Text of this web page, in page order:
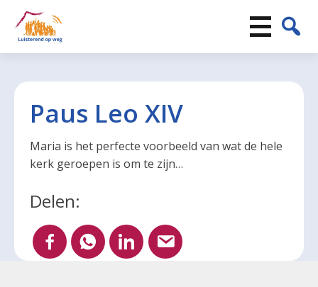
Paus Leo XIV
Maria is het perfecte voorbeeld van wat de hele
kerk geroepen is om te zijn…
Delen: